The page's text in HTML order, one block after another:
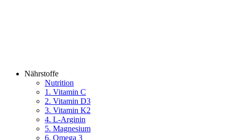
Nährstoffe
Nutrition
1. Vitamin C
2. Vitamin D3
3. Vitamin K2
4. L-Arginin
5. Magnesium
6. Omega 3